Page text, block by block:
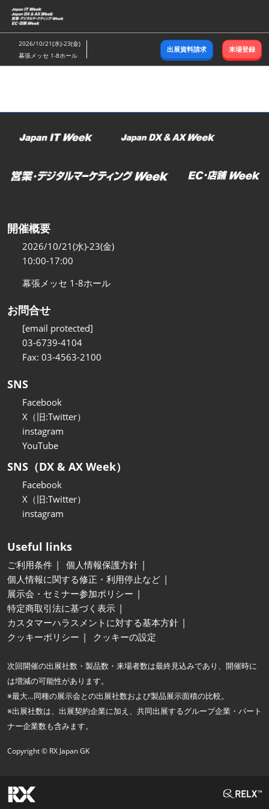
ス
キ
ッ
し
む
2026/10/21(水)-23(金)
幕張メッセ 1-8ホール
出展資料請求 来場登録
開催概要
2026/10/21(水)-23(金)
10:00-17:00
幕張メッセ 1-8ホール
お問合せ
[email protected]
03-6739-4104
Fax: 03-4563-2100
SNS
Facebook
X（旧:Twitter）
instagram
YouTube
SNS（DX & AX Week）
Facebook
X（旧:Twitter）
instagram
Useful links
ご利用条件
個人情報保護方針
個人情報に関する修正・利用停止など
展示会・セミナー参加ポリシー
特定商取引法に基づく表示
カスタマーハラスメントに対する基本方針
クッキーポリシー
クッキーの設定
次回開催の出展社数・製品数・来場者数は最終見込みであり、開催時に
は増減の可能性があります。
※最大…同種の展示会との出展社数および製品展示面積の比較。
※出展社数は、出展契約企業に加え、共同出展するグループ企業・パート
ナー企業数も含みます。
Copyright © RX Japan GK